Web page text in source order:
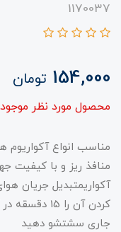
1170037
154,000 تومان
محصول مورد نظر
مناسب انواع
منافذ ریز و با کیفیت
آکواریمتبدیل جریان
کردن آن را
جاری سشتشو دهید